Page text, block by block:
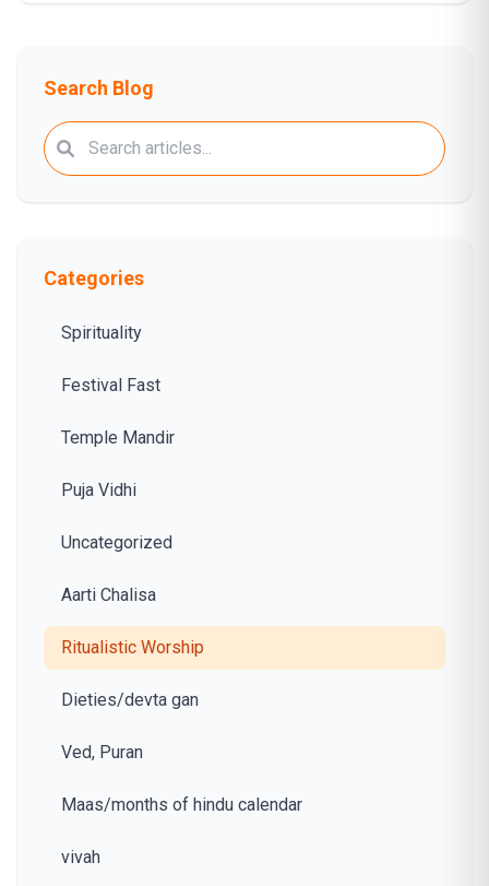
Search Blog
Categories
Spirituality
Festival Fast
Temple Mandir
Puja Vidhi
Uncategorized
Aarti Chalisa
Ritualistic Worship
Dieties/devta gan
Ved, Puran
Maas/months of hindu calendar
vivah